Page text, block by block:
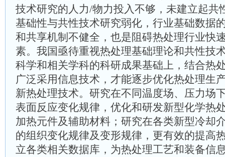
技术研究的人力/物力投入不够，未建立起共
基础性与共性技术研究弱化，行业基础数据
和共享机制不健全，也是阻碍热处理行业快
素。我国亟待重视热处理基础理论和共性技
科学和相关学科的科研成果基础上，结合热
广泛采用信息技术，才能逐步优化热处理生
新热处理技术。研究在不同温度场、压力场
表面反应变化规律，优化和研发新型化学热
加热元件及辅助材料；研究在各类新型冷却
的组织变化规律及变形规律，更有效的提高
立各类相关数据库，为热处理工艺和装备信